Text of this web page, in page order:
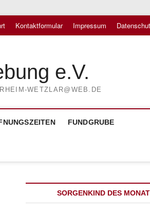
Kontaktformular Impressum
e.V.
WETZLAR@WEB.DE
FUNDGRUBE
SORGENKIND DES